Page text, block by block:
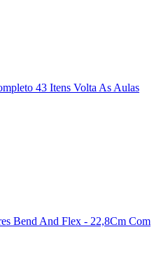
43 Itens Volta As Aulas
Bend And Flex - 22,8Cm Com